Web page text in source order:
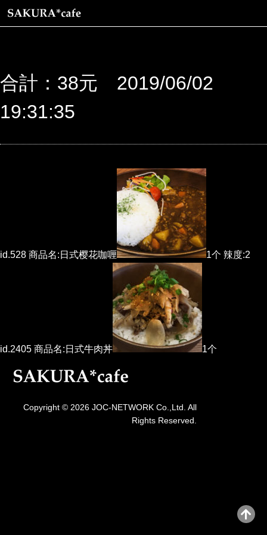
合計：38元 2019/06/02
19:31:35
id.528 商品名:日式樱花咖喱 1个 辣度:2
id.2405 商品名:日式牛肉丼 1个
Copyright © 2026 JOC-NETWORK Co.,Ltd. All
Rights Reserved.